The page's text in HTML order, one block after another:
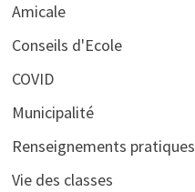
Amicale
Conseils d'Ecole
COVID
Municipalité
Renseignements pratiques
Vie des classes